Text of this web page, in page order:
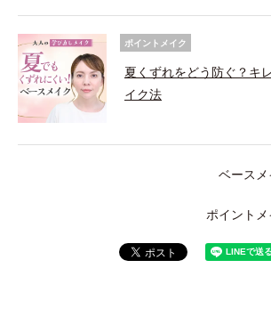
ポイントメイク
夏くずれをどう防ぐ？キ
イク法
ベース
ポイント